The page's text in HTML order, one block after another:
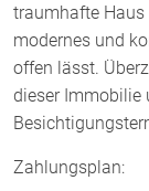
traumhafte Haus
modernes und
offen lässt.
dieser Immobilie
Zahlungsplan: